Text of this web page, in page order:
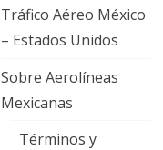
Tráfico Aéreo México
– Estados Unidos
Sobre Aerolíneas
Mexicanas
Términos y